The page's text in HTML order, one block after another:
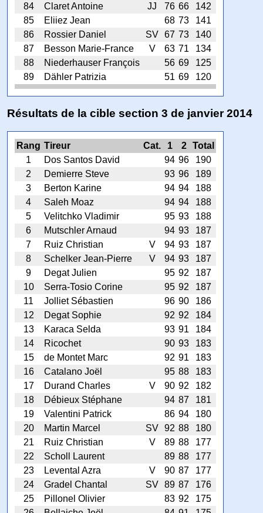
84
Claret Antoine JJ 76 66
142
85
Eliiez Jean 68 73
141
86
Rossier Daniel SV 67 73
140
87
Besson Marie-France V 63 71
134
88
Niederhauser François 56 69
125
89
Dähler Patrizia 51 69 120
Résultats de la cible section 3 de janvier 2014
Rang Tireur Cat. 1 2
Total
1
Dos Santos David 94 96
190
2
Demierre Steve 93 96
189
3
Berton Karine 94 94
188
4
Saleh Moaz 94 94
188
5
Velitchko Vladimir 95 93
188
6
Mutschler Arnaud 94 93
187
7
Ruiz Christian V 94 93
187
8
Schelker Jean-Pierre V 94 93
187
9
Degat Julien 95 92
187
10
Serra-Tosio Corine 95 92
187
11
Jolliet Sébastien 96 90
186
12
Degat Sophie 92 92
184
13
Karaca Selda 93 91
184
14
Ricochet 90 93
183
15
de Montet Marc 92 91
183
16
Catalano Joël 95 88
183
17
Durand Charles V 90 92
182
18
Débieux Stéphane 94 87
181
19
Valentini Patrick 86 94
180
20
Martin Marcel SV 92 88
180
21
Ruiz Christian V 89 88
177
22
Scholl Laurent 89 88
177
23
Levental Azra V 90 87
177
24
Gradel Chantal SV 89 87
176
25
Pillonel Olivier 83 92
175